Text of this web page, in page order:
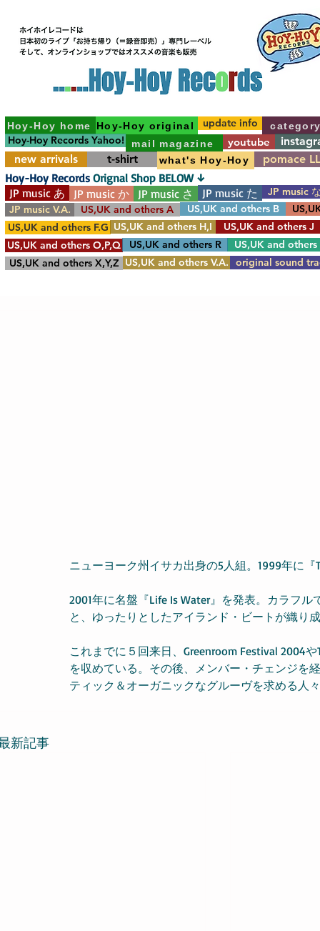
Hoy-Hoy home Hoy-Hoy original
Hoy-Hoy Records Yahoo! mail magazine youtube
new arrivals
t-shirt what's Hoy-Hoy pomace
update info
JP music あ JP music か JP music さ JP music た
JP music
JP music V.A.
US,UK and others A US,UK and others B
US,UK and others F.G US,UK and others H,I
US,UK and others J
US,UK and others O,P,Q
US,UK and others
US,UK and others R
US,UK and others X,Y,Z US,UK and others V.A. original sound
Hoy-Hoy Records Orignal Shop BELOW ↓
ニューヨーク州イサカ出身の5人組。1999年に『
2001年に名盤『Life Is Water』を発表。カラフ
と、ゆったりとしたアイランド・ビートが織り
これまでに５回来日、Greenroom Festival 2004
を収めている。その後、メンバー・チェンジを
ティック＆オーガニックなグルーヴを求める人
新記事